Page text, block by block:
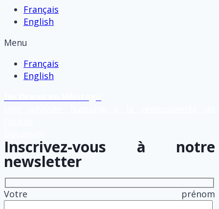
Français
English
Menu
Français
English
Inscrivez-vous à notre
newsletter
Votre prénom